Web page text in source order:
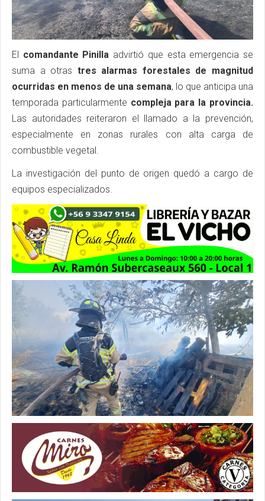
El comandante Pinilla advirtió que esta emergencia se
suma a otras tres alarmas forestales de magnitud
ocurridas en menos de una semana, lo que anticipa una
temporada particularmente compleja para la provincia.
Las autoridades reiteraron el llamado a la prevención,
especialmente en zonas rurales con alta carga de
combustible vegetal.
La investigación del punto de origen quedó a cargo de
equipos especializados.